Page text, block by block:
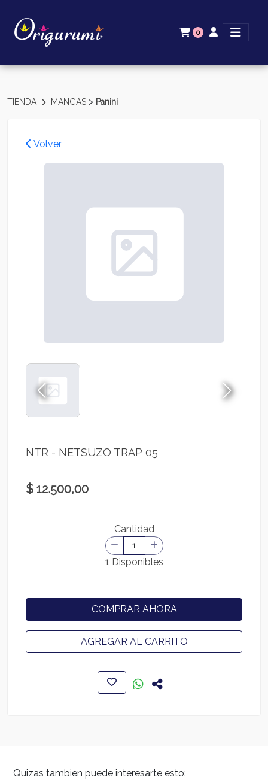
0
TIENDA MANGAS > Panini
Volver
NTR - NETSUZO TRAP 05
$ 12.500,00
Cantidad
1 Disponibles
COMPRAR AHORA
AGREGAR AL CARRITO
Quizas tambien puede interesarte esto: